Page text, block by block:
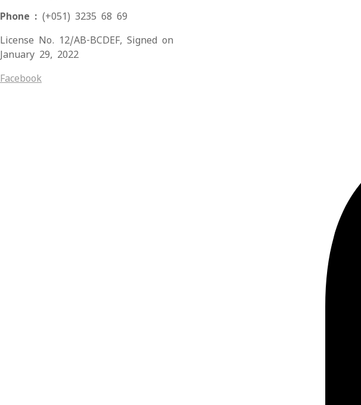
Phone : (+051) 3235 68 69
License No. 12/AB-BCDEF, Signed on
January 29, 2022
Facebook